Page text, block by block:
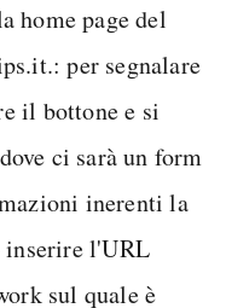
home page del
per segnalare
il bottone e si
ci sarà un form
inerenti la
inserire l'URL
sul quale è